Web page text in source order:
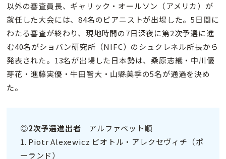
以外の審査員長、ギャリック・オールソン（アメリカ）が
就任した大会には、84名のピアニストが出場した。5日間に
わたる審査が終わり、現地時間の7日深夜に第2次予選に進
む40名がショパン研究所（NIFC）のシュクレネル所長から
発表された。13名が出場した日本勢は、桑原志織・中川優
芽花・進藤実優・牛田智大・山縣美季の5名が通過を決め
た。
◎2次予選進出者 アルファベット順
1. Piotr Alexewicz ピオトル・アレクセヴィチ（ポ
ーランド）